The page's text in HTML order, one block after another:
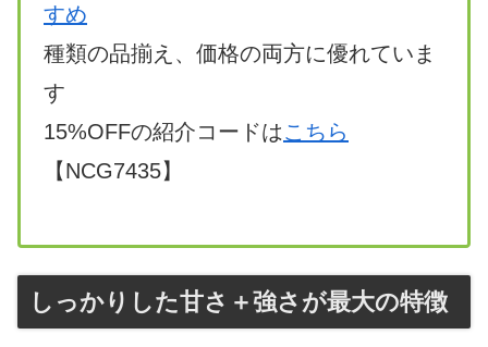
すめ
種類の品揃え、価格の両方に優れていま
す
15%OFFの紹介コードはこちら
【NCG7435】
しっかりした甘さ＋強さが最大の特徴